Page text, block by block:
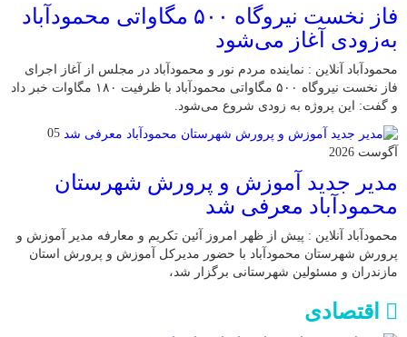
فاز نخست نیروگاه ۵۰۰ مگاواتی محمودآباد
به‌زودی آغاز می‌شود
محمودآباد آنلاین : نماینده مردم نور و محمودآباد در مجلس از آغاز اجرای
فاز نخست نیروگاه ۵۰۰ مگاواتی محمودآباد با ظرفیت ۱۸۰ مگاوات خبر داد
و گفت: این پروژه به زودی شروع می‌شود.
05
آگوست 2026
مدیر جدید آموزش و پرورش شهرستان
محمودآباد معرفی شد
محمودآباد آنلاین : پیش از ظهر امروز آئین تکریم و معارفه مدیر آموزش و
پرورش شهرستان محمودآباد با حضور مدیرکل آموزش و پرورش استان
مازندران و مسئولین شهرستانی برگزار شد،
اقتصادی